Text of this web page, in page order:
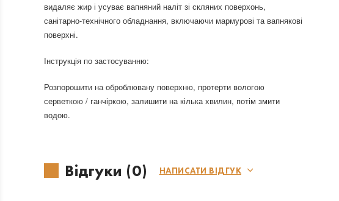
видаляє жир і усуває вапняний наліт зі скляних поверхонь,
санітарно-технічного обладнання, включаючи мармурові та вапнякові
поверхні.
Інструкція по застосуванню:
Розпорошити на оброблювану поверхню, протерти вологою
серветкою / ганчіркою, залишити на кілька хвилин, потім змити
водою.
Відгуки (0) НАПИСАТИ ВІДГУК